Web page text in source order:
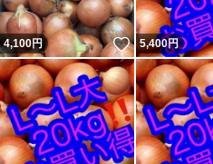
4,100円 いいね！
5,400円